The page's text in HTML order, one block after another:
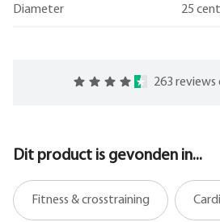
Diameter 25
263 reviews
Dit product is gevonden in...
Fitness & crosstraining